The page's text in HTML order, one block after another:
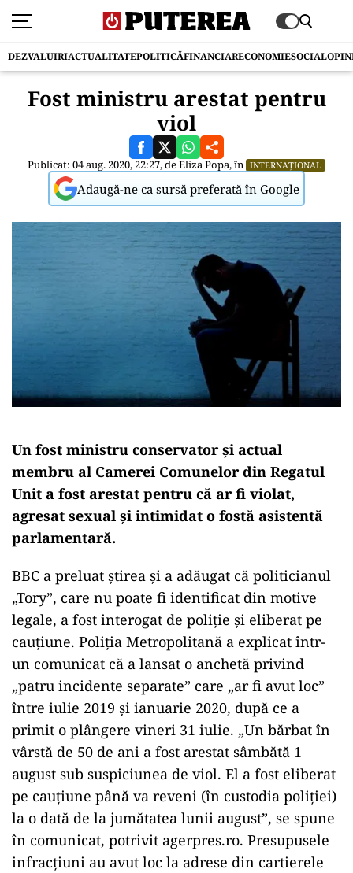
DEZVALUIRIACTUALITATEPOLITICĂFINANCIARECONOMIESOCIAL
Fost ministru arestat pentru
viol
Publicat: 04 aug. 2020, 22:27, deEliza Popa, în INTERNAȚIONAL
Adaugă-ne ca sursă preferată în Google
Un fost ministru conservator şi actual
membru al Camerei Comunelor din Regatul
Unit a fost arestat pentru că ar fi violat,
agresat sexual şi intimidat o fostă asistentă
parlamentară.
BBC a preluat ştirea şi a adăugat că politicianul
„Tory”, care nu poate fi identificat din motive
legale, a fost interogat de poliţie şi eliberat pe
cauţiune. Poliţia Metropolitană a explicat într-
un comunicat că a lansat o anchetă privind
„patru incidente separate” care „ar fi avut loc”
între iulie 2019 şi ianuarie 2020, după ce a
primit o plângere vineri 31 iulie. „Un bărbat în
vârstă de 50 de ani a fost arestat sâmbătă 1
august sub suspiciunea de viol. El a fost eliberat
pe cauţiune până va reveni (în custodia poliţiei)
la o dată de la jumătatea lunii august”, se spune
în comunicat, potrivit agerpres.ro. Presupusele
infracţiuni au avut loc la adrese din cartierele